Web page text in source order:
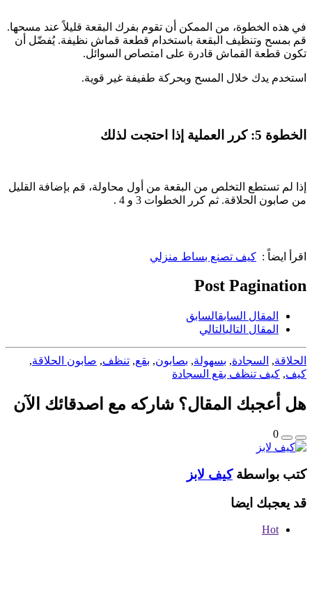
في هذه الخطوة، من الممكن أن تقوم بفرك البقعة قليلاً عند مسحها.
قم بمسح وتنظيف البقعة باستخدام قطعة قماش نظيفة. يُفضّل أن
تكون قطعة القماش قادرة على امتصاص السوائل.
استخدم يدك خلال المسح وبحركة طفيفة غير قوية.
الخطوة 5: كرر العملية إذا احتجت لذلك
إذا لم تستطع التخلص من البقعة من أول محاولة، قم بإضافة القليل
من صابون الحلاقة. ثم كرر الخطوات 3 و 4 .
اقرأ ايضاً : كيف تصنع بساط منزلي
Post Pagination
المقال السابقالسابق
المقال التاليالتالي
الحلاقة, السجادة, بسهولة, بصابون, بقع, تنظف, صابون الحلاقة,
كيف, كيف تنظف بقع السجادة
هل أعجبك المقال؟ شاركه مع اصدقائك الآن
0
كتب بواسطة كيف لابز
قد يعجبك ايضا
Hot